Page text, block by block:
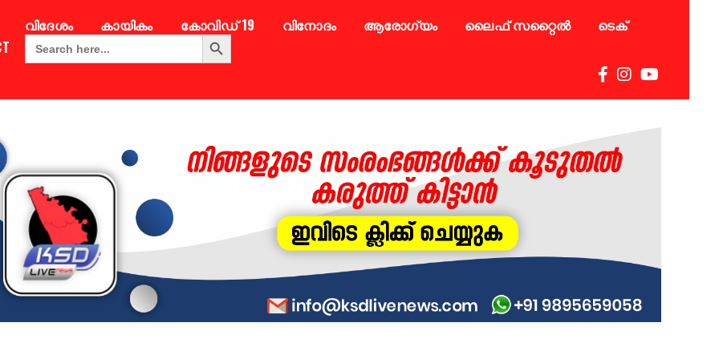
വിദേശം കായികം കോവിഡ് 19 വിനോദം ആരോഗ്യം ലൈഫ് സറ്റൈൽ
ടെക്
Search
for:
Search Button